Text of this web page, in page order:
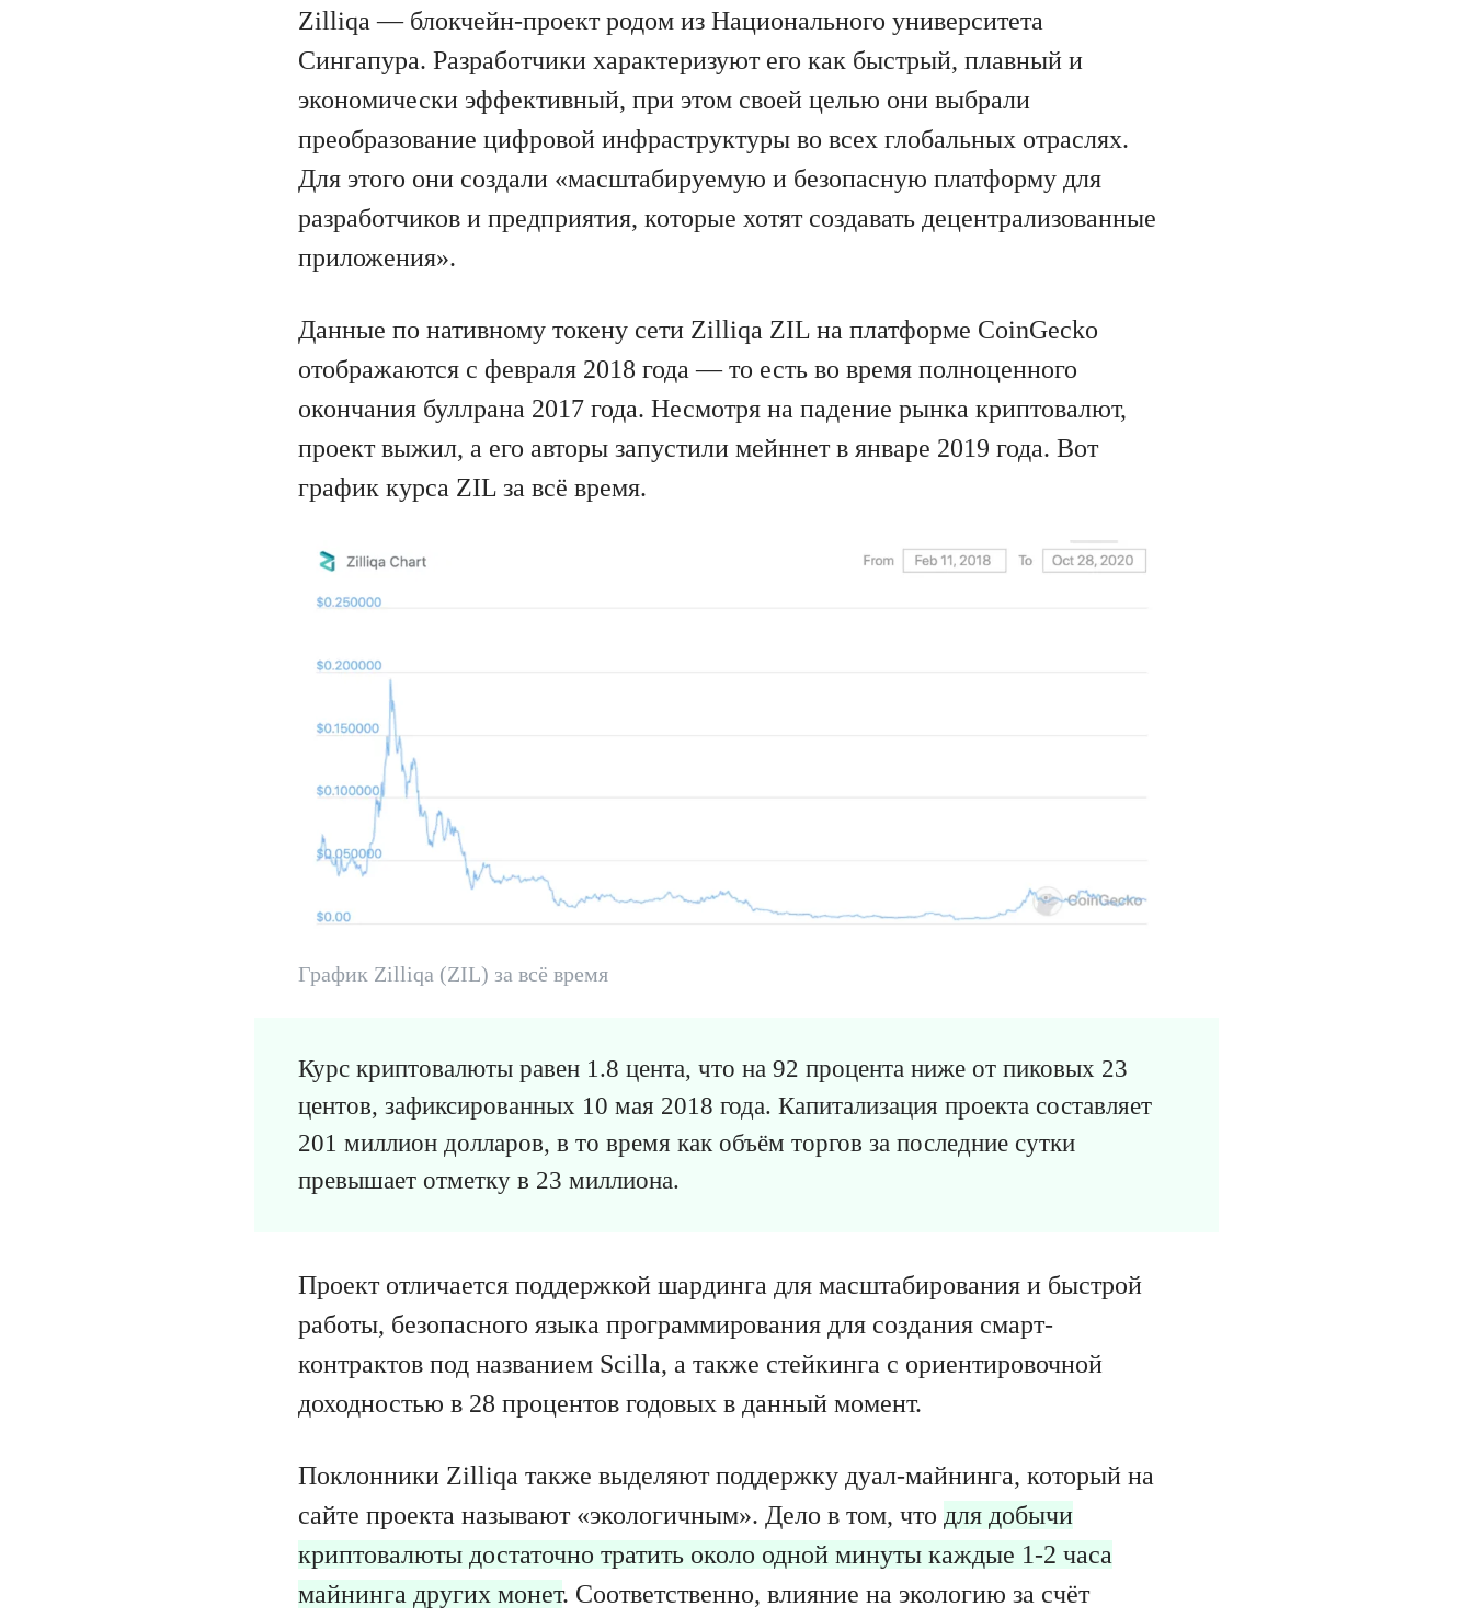
Zilliqa — блокчейн-проект родом из Национального университета
Сингапура. Разработчики характеризуют его как быстрый, плавный и
экономически эффективный, при этом своей целью они выбрали
преобразование цифровой инфраструктуры во всех глобальных отраслях.
Для этого они создали «масштабируемую и безопасную платформу для
разработчиков и предприятия, которые хотят создавать децентрализованные
приложения».
Данные по нативному токену сети Zilliqa ZIL на платформе CoinGecko
отображаются с февраля 2018 года — то есть во время полноценного
окончания буллрана 2017 года. Несмотря на падение рынка криптовалют,
проект выжил, а его авторы запустили мейннет в январе 2019 года. Вот
график курса ZIL за всё время.
График Zilliqa (ZIL) за всё время
Курс криптовалюты равен 1.8 цента, что на 92 процента ниже от пиковых 23
центов, зафиксированных 10 мая 2018 года. Капитализация проекта составляет
201 миллион долларов, в то время как объём торгов за последние сутки
превышает отметку в 23 миллиона.
Проект отличается поддержкой шардинга для масштабирования и быстрой
работы, безопасного языка программирования для создания смарт-
контрактов под названием Scilla, а также стейкинга с ориентировочной
доходностью в 28 процентов годовых в данный момент.
Поклонники Zilliqa также выделяют поддержку дуал-майнинга, который на
сайте проекта называют «экологичным». Дело в том, что для добычи
криптовалюты достаточно тратить около одной минуты каждые 1-2 часа
майнинга других монет. Соответственно, влияние на экологию за счёт